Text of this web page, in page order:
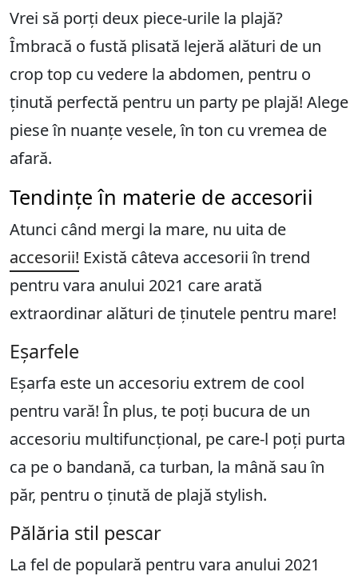
Vrei să porți deux piece-urile la plajă?
Îmbracă o fustă plisată lejeră alături de un
crop top cu vedere la abdomen, pentru o
ținută perfectă pentru un party pe plajă! Alege
piese în nuanțe vesele, în ton cu vremea de
afară.
Tendințe în materie de accesorii
Atunci când mergi la mare, nu uita de
accesorii! Există câteva accesorii în trend
pentru vara anului 2021 care arată
extraordinar alături de ținutele pentru mare!
Eșarfele
Eșarfa este un accesoriu extrem de cool
pentru vară! În plus, te poți bucura de un
accesoriu multifuncțional, pe care-l poți purta
ca pe o bandană, ca turban, la mână sau în
păr, pentru o ținută de plajă stylish.
Pălăria stil pescar
La fel de populară pentru vara anului 2021